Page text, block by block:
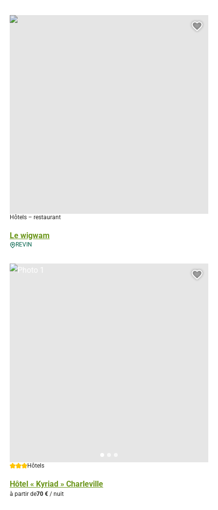
Le wigwam
Hôtels – restaurant
REVIN
Le wigwam, © Droits gérés
Hôtel « Kyriad » Charleville
3 étoiles
Hôtels
à partir de70 € / nuit
Photo 1, © Droits gérés – kyriad